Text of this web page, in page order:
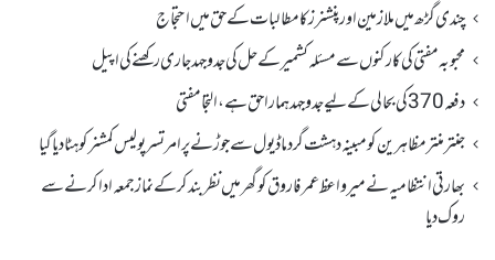
چندی گڑھ میں ملازمین اور پنشنرز کا مطالبات کے حق میں احتجاج
محبوبہ مفتی کی کارکنوں سے مسئلہ کشمیر کے حل کی جدوجہد جاری رکھنے کی اپیل
دفعہ370کی بحالی کے لیے جدوجہد ہمارا حق ہے، التجا مفتی
جنتر منتر مظاہرین کو مبینہ دہشت گرد ماڈیول سے جوڑنے پر امرتسر پولیس کمشنر کو ہٹا دیاگیا
بھارتی انتظامیہ نے میر واعظ عمر فاروق کو گھر میں نظر بندکر کے نماز جمعہ ادا کرنے سے
روک دیا